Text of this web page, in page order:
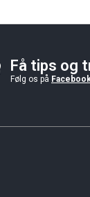
Få tips og
Følg os på